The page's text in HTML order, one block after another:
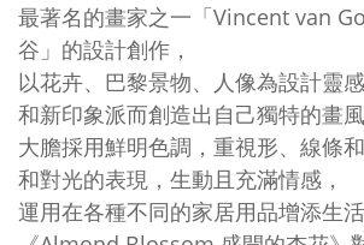
最著名的畫家之一「Vincent van
谷」的設計創作，
以花卉、巴黎景物、人像為設計靈
和新印象派而創造出自己獨特的畫風
大膽採用鮮明色調，重視形、線條和
和對光的表現，生動且充滿情感，
運用在各種不同的家居用品增添生活